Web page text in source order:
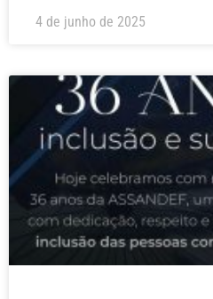
4 de junho de 2025